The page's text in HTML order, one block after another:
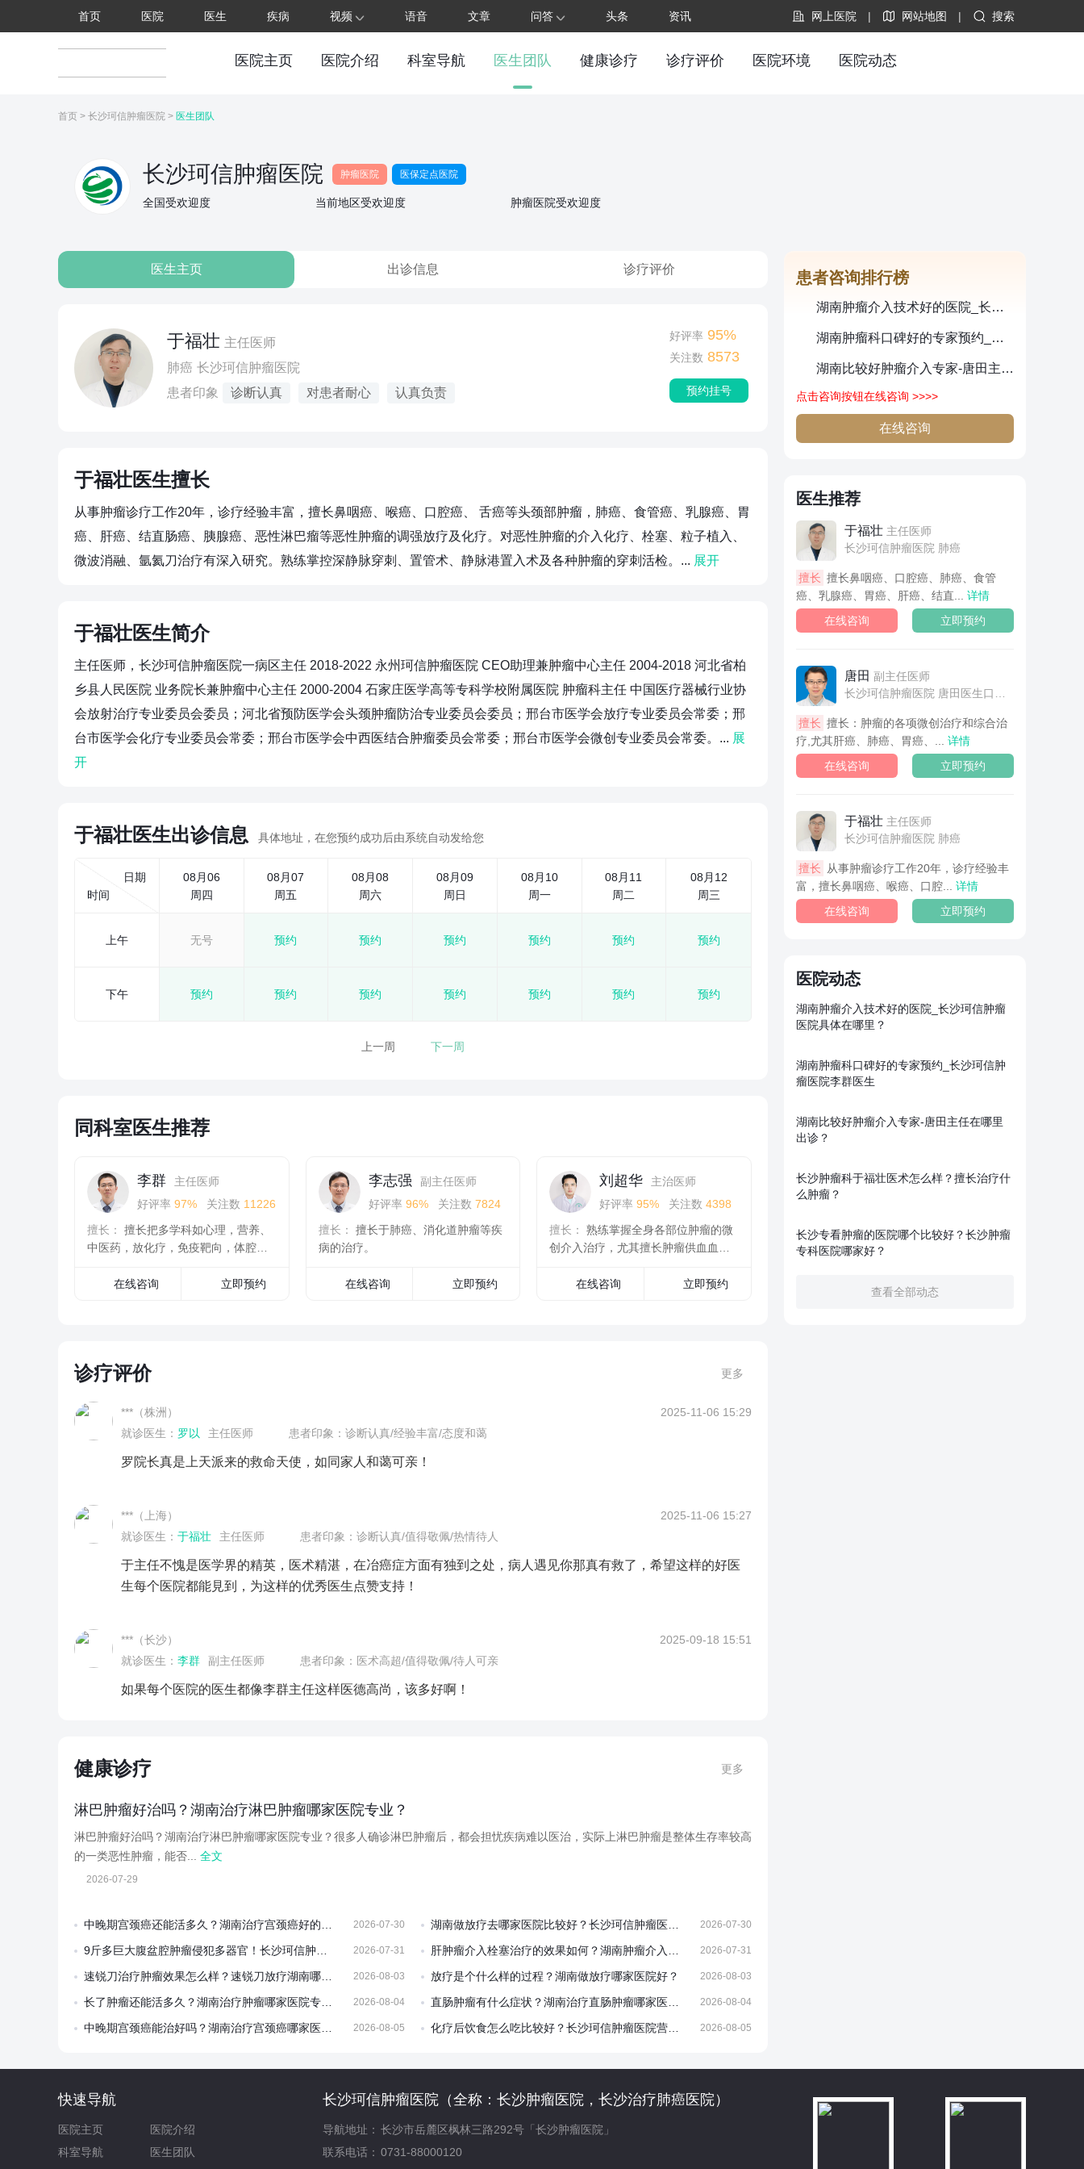
首页 医院 医生 疾病 视频 语音 文章 问答 头条 资讯 网上医院 | 网站地图 | 搜索
医院主页 医院介绍 科室导航 医生团队 健康诊疗 诊疗评价 医院环境 医院动态
首页 > 长沙珂信肿瘤医院 > 医生团队
长沙珂信肿瘤医院 肿瘤医院 医保定点医院
全国受欢迎度 当前地区受欢迎度 肿瘤医院受欢迎度
医生主页 出诊信息 诊疗评价
于福壮 主任医师
肺癌 长沙珂信肿瘤医院
患者印象
诊断认真 对患者耐心 认真负责
好评率 95%
关注数 8573
预约挂号
于福壮医生擅长
从事肿瘤诊疗工作20年，诊疗经验丰富，擅长鼻咽癌、喉癌、口腔癌、 舌癌等头颈部肿瘤，肺癌、食管癌、乳腺癌、胃
癌、肝癌、结直肠癌、胰腺癌、恶性淋巴瘤等恶性肿瘤的调强放疗及化疗。对恶性肿瘤的介入化疗、栓塞、粒子植入、
微波消融、氩氦刀治疗有深入研究。熟练掌控深静脉穿刺、置管术、静脉港置入术及各种肿瘤的穿刺活检。... 展开
于福壮医生简介
主任医师，长沙珂信肿瘤医院一病区主任 2018-2022 永州珂信肿瘤医院 CEO助理兼肿瘤中心主任 2004-2018 河北省柏
乡县人民医院 业务院长兼肿瘤中心主任 2000-2004 石家庄医学高等专科学校附属医院 肿瘤科主任 中国医疗器械行业协
会放射治疗专业委员会委员；河北省预防医学会头颈肿瘤防治专业委员会委员；邢台市医学会放疗专业委员会常委；邢
台市医学会化疗专业委员会常委；邢台市医学会中西医结合肿瘤委员会常委；邢台市医学会微创专业委员会常委。... 展
开
于福壮医生出诊信息 具体地址，在您预约成功后由系统自动发给您
日期
时间
上午
下午
08月06
周四
无号
预约
08月07
周五
预约
预约
08月08
周六
预约
预约
08月09
周日
预约
预约
08月10
周一
预约
预约
08月11
周二
预约
预约
08月12
周三
预约
预约
上一周 下一周
同科室医生推荐
李群
主任医师
好评率 97% 关注数 11226
擅长：
擅长把多学科如心理，营养、
中医药，放化疗，免疫靶向，体腔热
在线咨询
立即预约
李志强
副主任医师
好评率 96%关注数 7824
擅长：
擅长于肺癌、消化道肿瘤等疾
病的治疗。
在线咨询 立即预约
刘超华
主治医师
好评率95% 关注数4398
擅长：
熟练掌握全身各部位肿瘤的微
创介入治疗，尤其擅长肿瘤供血血管
在线咨询
立即预约
诊疗评价 更多
***（株洲）
2025-11-06 15:29
就诊医生： 罗以 主任医师 患者印象：诊断认真/经验丰富/态度和蔼
罗院长真是上天派来的救命天使，如同家人和蔼可亲！
***（上海）
2025-11-06 15:27
就诊医生： 于福壮 主任医师 患者印象：诊断认真/值得敬佩/热情待人
于主任不愧是医学界的精英，医术精湛，在冶癌症方面有独到之处，病人遇见你那真有救了，希望这样的好医
生每个医院都能見到，为这样的优秀医生点赞支持！
***（长沙）
2025-09-18 15:51
就诊医生： 李群 副主任医师 患者印象：医术高超/值得敬佩/待人可亲
如果每个医院的医生都像李群主任这样医德高尚，该多好啊！
健康诊疗 更多
淋巴肿瘤好治吗？湖南治疗淋巴肿瘤哪家医院专业？
淋巴肿瘤好治吗？湖南治疗淋巴肿瘤哪家医院专业？很多人确诊淋巴肿瘤后，都会担忧疾病难以医治，实际上淋巴肿瘤是整体生存率较高
的一类恶性肿瘤，能否...
全文
2026-07-29
中晚期宫颈癌还能活多久？湖南治疗宫颈癌好的医院是哪家？ 2026-07-30 湖南做放疗去哪家医院比较好？长沙珂信肿瘤医院速锐刀放疗 2026-07-30
9斤多巨大腹盆腔肿瘤侵犯多器官！长沙珂信肿瘤医院多学科联合手术闯难关 2026-07-31 肝肿瘤介入栓塞治疗的效果如何？湖南肿瘤介入治疗厉害的医院 2026-07-31
速锐刀治疗肿瘤效果怎么样？速锐刀放疗湖南哪家医院有？ 2026-08-03 放疗是个什么样的过程？湖南做放疗哪家医院好？ 2026-08-03
长了肿瘤还能活多久？湖南治疗肿瘤哪家医院专业？ 2026-08-04 直肠肿瘤有什么症状？湖南治疗直肠肿瘤哪家医院好？ 2026-08-04
中晚期宫颈癌能治好吗？湖南治疗宫颈癌哪家医院好？ 2026-08-05 化疗后饮食怎么吃比较好？长沙珂信肿瘤医院营养科详细解答 2026-08-05
患者咨询排行榜
湖南肿瘤介入技术好的医院_长沙珂信肿瘤医院具体在哪里？
湖南肿瘤科口碑好的专家预约_长沙珂信肿瘤医院李群医生
湖南比较好肿瘤介入专家-唐田主任在哪里出诊？
点击咨询按钮在线咨询 >>>>
在线咨询
医生推荐
于福壮 主任医师
长沙珂信肿瘤医院 肺癌
擅长
癌、乳腺癌、胃癌、肝癌、结直... 详情
在线咨询
立即预约
唐田 副主任医师
擅长
疗,尤其肝癌、肺癌、胃癌、... 详情
在线咨询
立即预约
于福壮 主任医师
长沙珂信肿瘤医院 肺癌
擅长
富，擅长鼻咽癌、喉癌、口腔... 详情
在线咨询
立即预约
医院动态
湖南肿瘤介入技术好的医院_长沙珂信肿瘤
医院具体在哪里？
湖南肿瘤科口碑好的专家预约_长沙珂信肿
瘤医院李群医生
湖南比较好肿瘤介入专家-唐田主任在哪里
出诊？
长沙肿瘤科于福壮医术怎么样？擅长治疗什
么肿瘤？
长沙专看肿瘤的医院哪个比较好？长沙肿瘤
专科医院哪家好？
查看全部动态
快速导航
医院主页
医院介绍
科室导航
医生团队
长沙珂信肿瘤医院（全称：长沙肿瘤医院，长沙治疗肺癌医院）
导航地址： 长沙市岳麓区枫林三路292号「长沙肿瘤医院」
联系电话： 0731-88000120